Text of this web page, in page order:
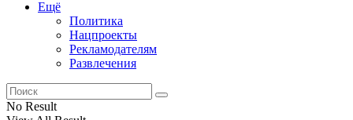
Ещё
Политика
Нацпроекты
Рекламодателям
Развлечения
No Result